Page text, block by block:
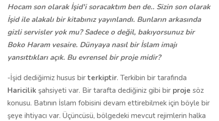
Hocam son olarak İşid'i soracaktım ben de.. Sizin son olarak
İşid ile alakalı bir kitabınız yayınlandı. Bunların arkasında
gizli servisler yok mu? Sadece o değil, bakıyorsunuz bir
Boko Haram vesaire. Dünyaya nasıl bir İslam imajı
yansıttıkları açık. Bu evrensel bir proje midir?
-İşid dediğimiz husus bir terkiptir. Terkibin bir tarafında
Haricilik şahsiyeti var. Bir tarafta dediğiniz gibi bir proje söz
konusu. Batının İslam fobisini devam ettirebilmek için böyle bir
şeye ihtiyacı var. Üçüncüsü, bölgedeki mevcut rejimlerin halka